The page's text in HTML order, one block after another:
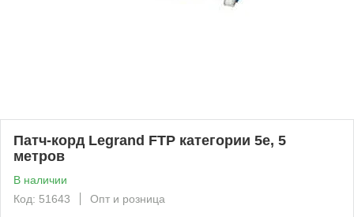
Патч-корд Legrand FTP категории 5e, 5
метров
В наличии
Код: 51643
Опт и розница